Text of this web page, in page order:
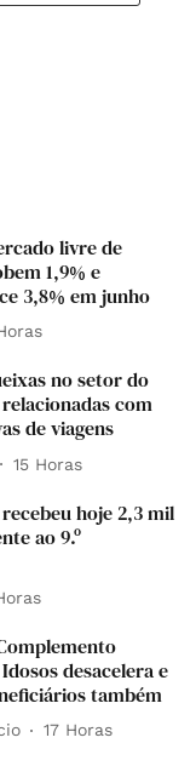
livre de
1,9% e
3,8% em junho
no setor do
com
de viagens
15 Horas
hoje 2,3 mil
ao 9.º
desacelera e
também
17 Horas